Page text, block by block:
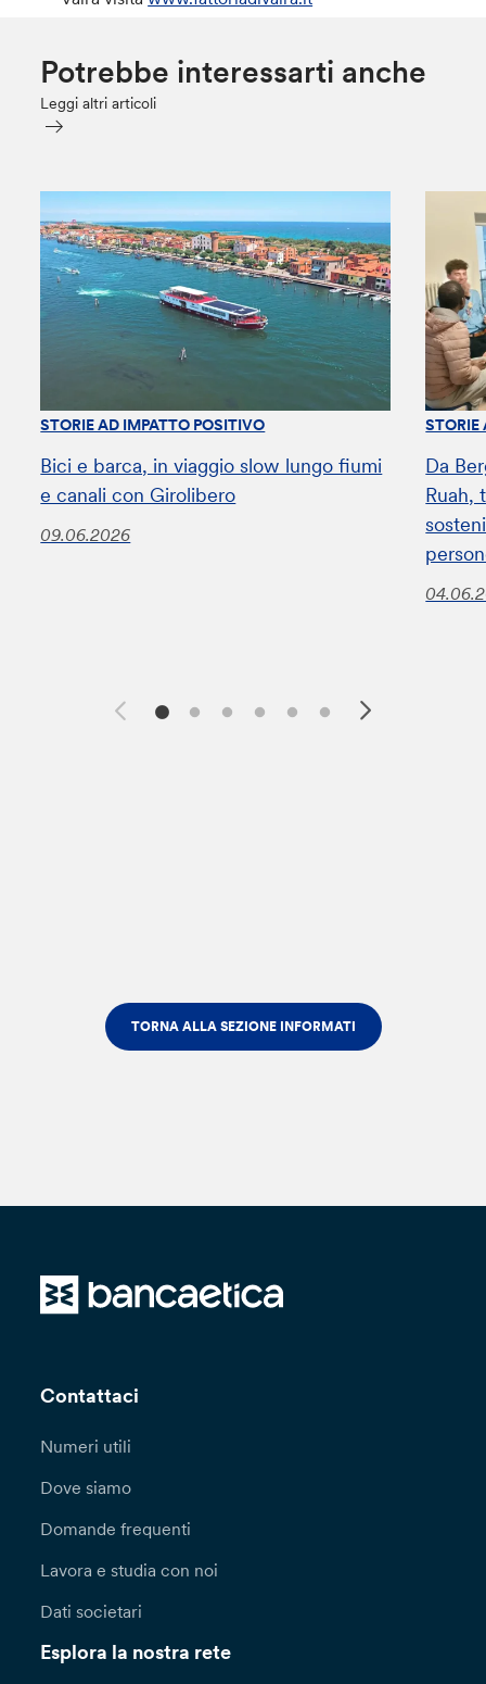
Potrebbe interessarti anche
Leggi altri articoli
STORIE AD IMPATTO POSITIVO
Bici e barca, in viaggio slow lungo fiumi
e canali con Girolibero
09.06.2026
STORIE
Da
Ruah,
TORNA ALLA SEZIONE INFORMATI
Contattaci
Numeri utili
Dove siamo
Domande frequenti
Lavora e studia con noi
Dati societari
Esplora la nostra rete